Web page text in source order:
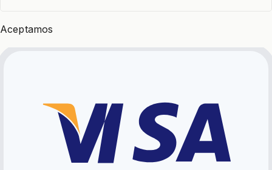
Aceptamos